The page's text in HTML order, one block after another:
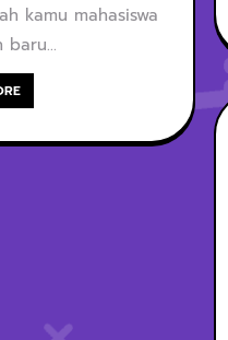
kamu mahasiswa
baru…